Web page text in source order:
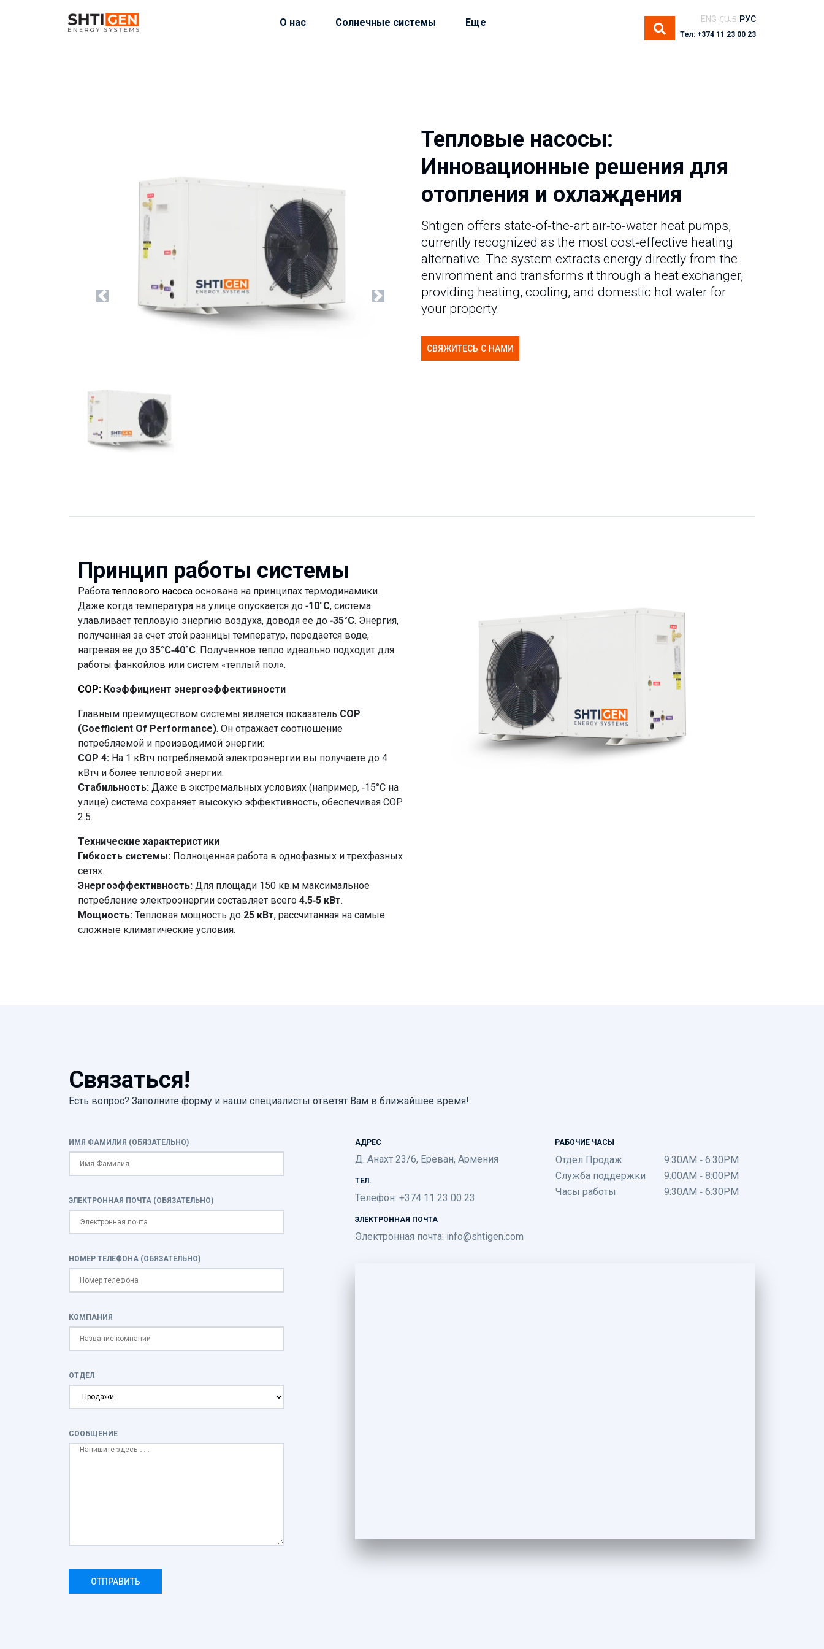
О нас Солнечные системы Еще ENG ՀԱՅ РУС
Тел: +374 11 23 00 23
Previous Next
Тепловые насосы:
Инновационные решения для
отопления и охлаждения
Shtigen offers state-of-the-art air-to-water heat pumps,
currently recognized as the most cost-effective heating
alternative. The system extracts energy directly from the
environment and transforms it through a heat exchanger,
providing heating, cooling, and domestic hot water for
your property.
СВЯЖИТЕСЬ С НАМИ
Принцип работы системы
Работатеплового насосаоснована на принципах термодинамики.
Даже когда температура на улице опускается до-10°C, система
улавливает тепловую энергию воздуха, доводя ее до-35°C. Энергия,
полученная за счет этой разницы температур, передается воде,
нагревая ее до35°C-40°C. Полученное тепло идеально подходит для
работы фанкойлов или систем «теплый пол».
COP: Коэффициент энергоэффективности
Главным преимуществом системы является показатель COP
(Coefficient Of Performance). Он отражает соотношение
потребляемой и производимой энергии:
COP 4: На 1 кВтч потребляемой электроэнергии вы получаете до 4
кВтч и более тепловой энергии.
Стабильность:Даже в экстремальных условиях (например, -15°C на
улице) система сохраняет высокую эффективность, обеспечивая COP
2.5.
Технические характеристики
Гибкость системы: Полноценная работа в однофазных и трехфазных
сетях.
Энергоэффективность:Для площади 150 кв.м максимальное
потребление электроэнергии составляет всего4.5-5 кВт.
Мощность:Тепловая мощность до 25 кВт, рассчитанная на самые
сложные климатические условия.
Связаться!
Есть вопрос? Заполните форму и наши специалисты ответят Вам в ближайшее время!
ИМЯ ФАМИЛИЯ (ОБЯЗАТЕЛЬНО)
ЭЛЕКТРОННАЯ ПОЧТА (ОБЯЗАТЕЛЬНО)
НОМЕР ТЕЛЕФОНА (ОБЯЗАТЕЛЬНО)
КОМПАНИЯ
ОТДЕЛ
СООБЩЕНИЕ
АДРЕС
Д. Анахт 23/6, Ереван, Армения
ТЕЛ.
Телефон: +374 11 23 00 23
ЭЛЕКТРОННАЯ ПОЧТА
Электронная почта: info@shtigen.com
РАБОЧИЕ ЧАСЫ
Отдел Продаж
9:30AM - 6:30PM
Служба поддержки
9:00AM - 8:00PM
Часы работы
9:30AM - 6:30PM